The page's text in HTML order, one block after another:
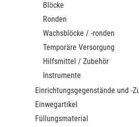
Blöcke
Ronden
Wachsblöcke / -ronden
Temporäre Versorgung
Hilfsmittel / Zubehör
Instrumente
Einrichtungsgegenstände und -
Einwegartikel
Füllungsmaterial